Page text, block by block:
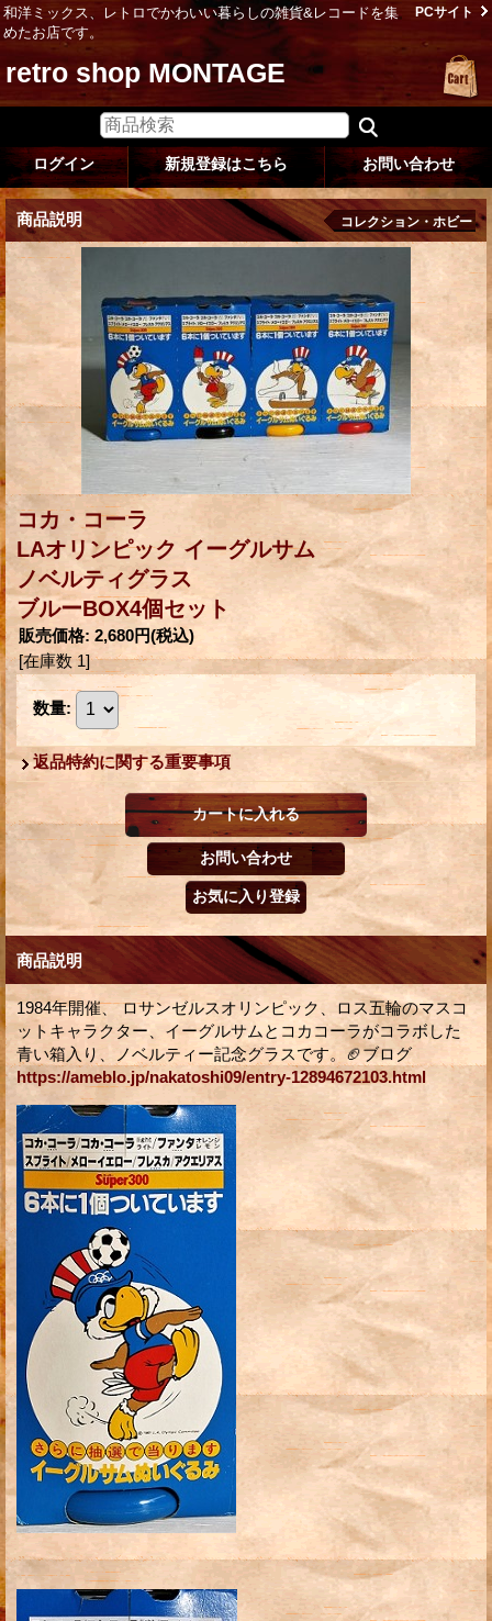
和洋ミックス、レトロでかわいい暮らしの雑貨&レコードを集
めたお店です。
PCサイト
retro shop MONTAGE
ログイン 新規登録はこちら お問い合わせ
商品説明 コレクション・ホビー
コカ・コーラ
LAオリンピック イーグルサム
ノベルティグラス
ブルーBOX4個セット
販売価格: 2,680円(税込)
[在庫数 1]
数量:
返品特約に関する重要事項
商品説明
1984年開催、 ロサンゼルスオリンピック、ロス五輪のマスコ
ットキャラクター、イーグルサムとコカコーラがコラボした
青い箱入り、ノベルティー記念グラスです。🏈ブログ
https://ameblo.jp/nakatoshi09/entry-12894672103.html